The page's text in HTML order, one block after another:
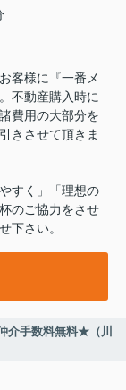
客様に『一番メ
不動産購入時に
費用の大部分を
きさせて頂きま
すく」「理想の
のご協力をさせ
下さい。
介手数料無料★（川